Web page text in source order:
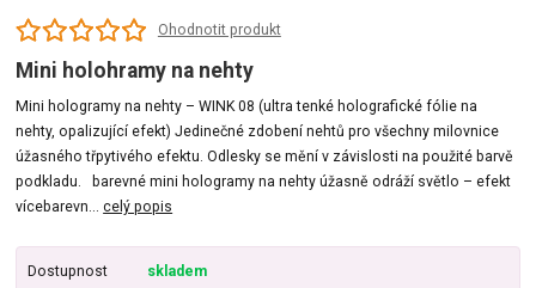
Ohodnotit produkt
Mini holohramy na nehty
Mini hologramy na nehty – WINK 08 (ultra tenké holografické fólie na
nehty, opalizující efekt) Jedinečné zdobení nehtů pro všechny milovnice
úžasného třpytivého efektu. Odlesky se mění v závislosti na použité barvě
podkladu. barevné mini hologramy na nehty úžasně odráží světlo – efekt
vícebarevn...celý popis
Dostupnost skladem